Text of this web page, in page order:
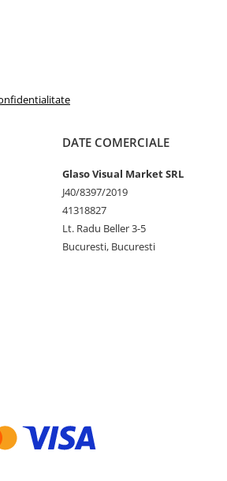
DATE COMERCIALE
Glaso Visual Market SRL
J40/8397/2019
41318827
Lt. Radu Beller 3-5
Bucuresti, Bucuresti